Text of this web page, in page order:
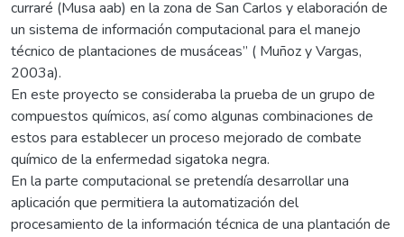
curraré (Musa aab) en la zona de San Carlos y elaboración de
un sistema de información computacional para el manejo
técnico de plantaciones de musáceas’’ ( Muñoz y Vargas,
2003a).
En este proyecto se consideraba la prueba de un grupo de
compuestos químicos, así como algunas combinaciones de
estos para establecer un proceso mejorado de combate
químico de la enfermedad sigatoka negra.
En la parte computacional se pretendía desarrollar una
aplicación que permitiera la automatización del
procesamiento de la información técnica de una plantación de